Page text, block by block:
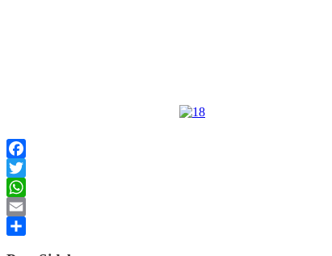
Facebook
Twitter
WhatsApp
Email